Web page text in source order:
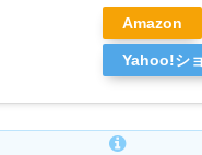
Amazon
Yahoo!シ